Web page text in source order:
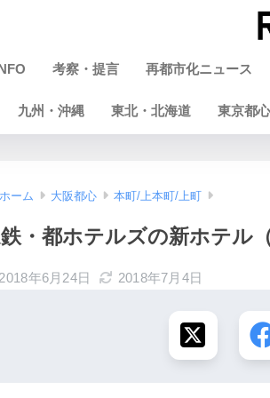
考察・提言 再都市化ニュース
九州・沖縄 東北・北海道 東京都心
ホーム 大阪都心 本町/上本町/上町
・都ホテルズの新ホテル
2018年6月24日 2018年7月4日